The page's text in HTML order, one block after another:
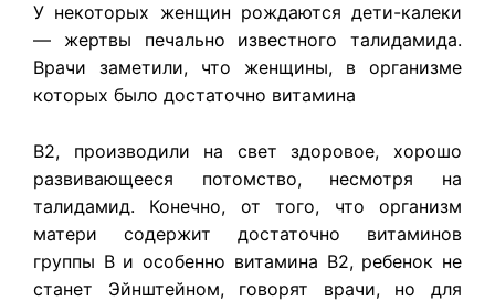
У некоторых женщин рождаются дети-калеки
— жертвы печально известного талидамида.
Врачи заметили, что женщины, в организме
которых было достаточно витамина
В2, производили на свет здоровое, хорошо
развивающееся потомство, несмотря на
талидамид. Конечно, от того, что организм
матери содержит достаточно витаминов
группы В и особенно витамина В2, ребенок не
станет Эйнштейном, говорят врачи, но для